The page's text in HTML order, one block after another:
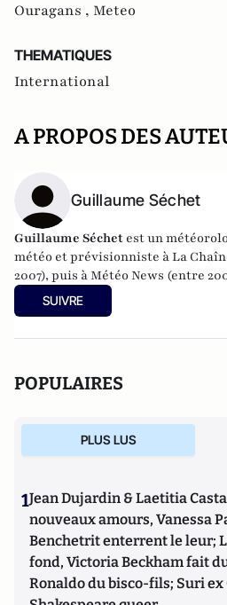
Ouragans , Meteo
THEMATIQUES
International
A PROPOS DES
Guillaume Séchet
Guillaume Séchet est un
météo et prévisionniste à La
2007), puis à Météo News (entre
à BFMTV, il est également le
sociétéMeteo-Villes
SUIVRE
POPULAIRES
PLUS LUS
1Jean Dujardin & Laetitia
nouveaux amours, Vanessa
Benchetrit enterrent le leur;
fond, Victoria Beckham fait
Ronaldo du bisco-fils; Suri ex